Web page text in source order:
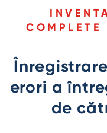
erori a
de